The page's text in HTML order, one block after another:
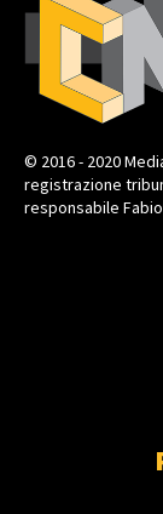
© 2016 - 2020
registrazione
responsabile